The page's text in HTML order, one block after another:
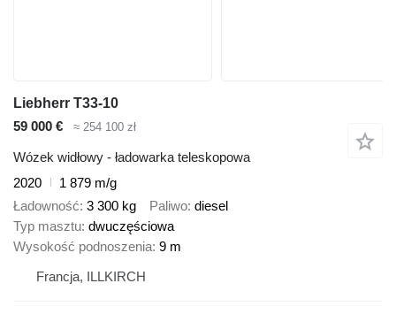
Liebherr T33-10
59 000 €
≈ 254 100 zł
Wózek widłowy - ładowarka teleskopowa
2020
1 879 m/g
Ładowność 3 300 kg Paliwo diesel
Typ masztu dwuczęściowa
Wysokość podnoszenia 9 m
Francja, ILLKIRCH